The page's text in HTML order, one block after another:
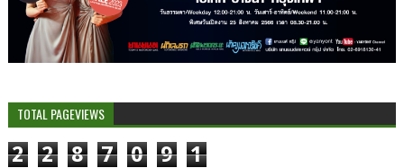
TOTAL PAGEVIEWS
2 2 8 7 0 9 1